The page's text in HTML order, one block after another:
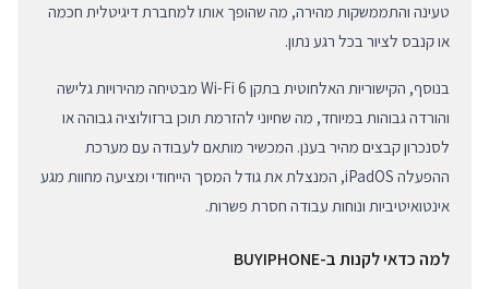
טעינה והתממשקות מהירה, מה שהופך אותו למחברת דיגיטלית חכמה
או קנבס לציור בכל רגע נתון.
בנוסף, הקישוריות האלחוטית בתקן Wi-Fi 6 מבטיחה מהירויות גלישה
והורדה גבוהות במיוחד, מה שחיוני להזרמת תוכן ברזולוציה גבוהה או
לסנכרון קבצים מהיר בענן. המכשיר מותאם לעבודה עם מערכת
ההפעלה iPadOS, המנצלת את גודל המסך הייחודי ומציעה מחוות מגע
אינטואיטיביות ונוחות עבודה חסרת פשרות.
למה כדאי לקנות ב-BUYIPHONE